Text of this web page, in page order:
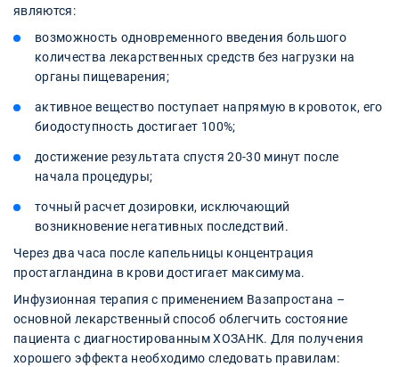
являются:
возможность одновременного введения большого
количества лекарственных средств без нагрузки на
органы пищеварения;
активное вещество поступает напрямую в кровоток, его
биодоступность достигает 100%;
достижение результата спустя 20-30 минут после
начала процедуры;
точный расчет дозировки, исключающий
возникновение негативных последствий.
Через два часа после капельницы концентрация
простагландина в крови достигает максимума.
Инфузионная терапия с применением Вазапростана –
основной лекарственный способ облегчить состояние
пациента с диагностированным ХОЗАНК. Для получения
хорошего эффекта необходимо следовать правилам: